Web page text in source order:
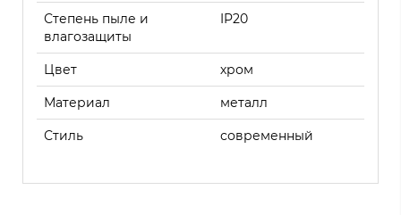
Степень пыле и
влагозащиты
IP20
Цвет хром
Материал металл
Стиль современный